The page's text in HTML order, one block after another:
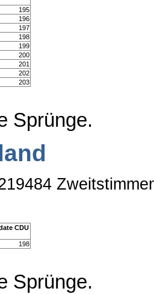
195
196
197
198
199
200
201
202
203
Sprünge.
CDU
198
Sprünge.